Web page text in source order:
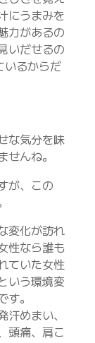
にうまみを
力があるの
いだせるの
るからだ
な気分を味
んね。
が、この
変化が訪れ
性なら誰も
ていた女性
いう環境変
。
めまい、
頭痛、肩こ